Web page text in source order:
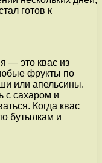
готов к
— это квас из
фрукты по
или апельсины.
с сахаром и
Когда квас
бутылкам и